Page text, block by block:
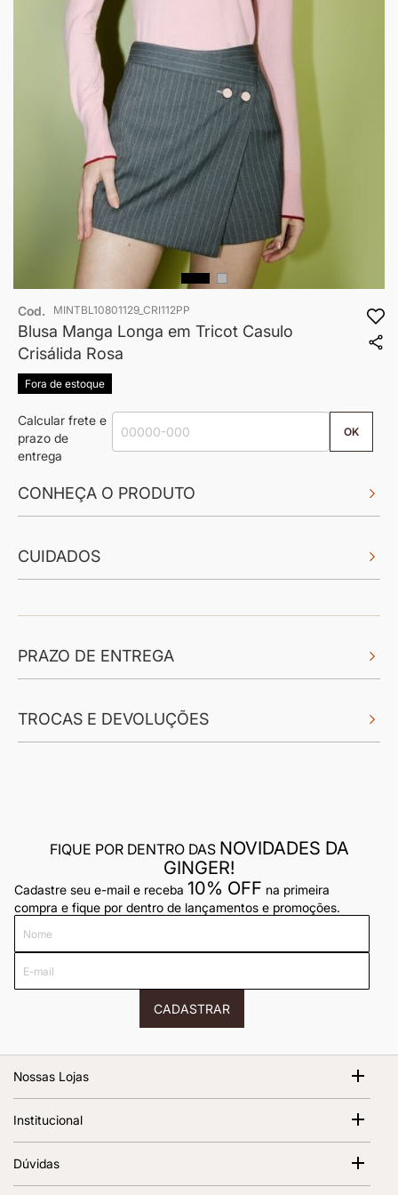
o
início
Cod. MINTBL10801129_CRI112PP
Blusa Manga Longa em Tricot Casulo
Crisálida Rosa
Fora de estoque
Calcular frete e
prazo de
entrega
OK
CONHEÇA O PRODUTO
CUIDADOS
PRAZO DE ENTREGA
TROCAS E DEVOLUÇÕES
FIQUE POR DENTRO DAS NOVIDADES DA
GINGER!
Cadastre seu e-mail e receba 10% OFF na primeira
compra e fique por dentro de lançamentos e promoções.
mail
CADASTRAR
Nossas Lojas
Av. Magalhães de Castro, 12000 - Morumbi São Paulo - SP,
05676-120 | 1º Piso
Abrir no Google Maps
Institucional
Dúvidas